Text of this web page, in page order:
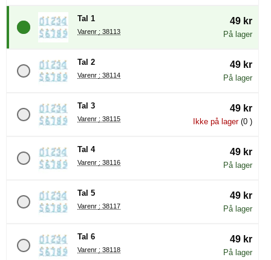
Tal 1
Varenr : 38113
49 kr
På lager
Tal 2
Varenr : 38114
49 kr
På lager
Tal 3
Varenr : 38115
49 kr
Ikke på lager(0 )
Tal 4
Varenr : 38116
49 kr
På lager
Tal 5
Varenr : 38117
49 kr
På lager
Tal 6
Varenr : 38118
49 kr
På lager